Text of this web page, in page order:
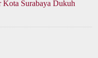
Surabaya Dukuh